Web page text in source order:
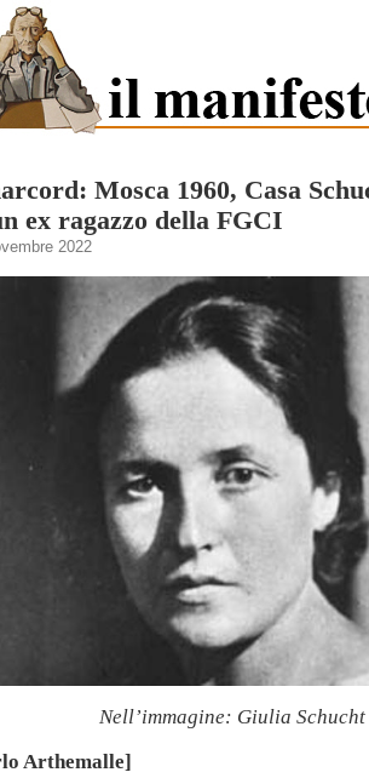
Mosca 1960, Casa
ex ragazzo della FGCI
2022
Nell’immagine: Giulia Schucht
Arthemalle]